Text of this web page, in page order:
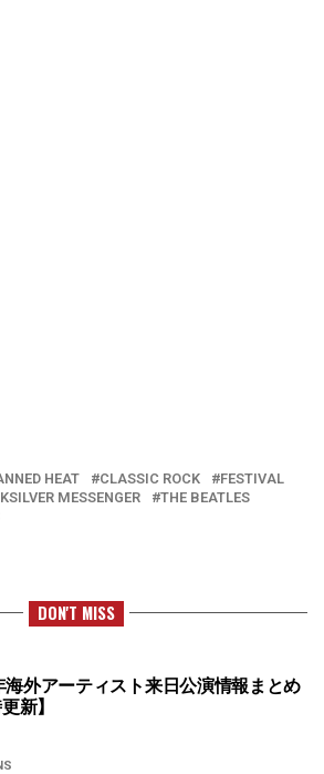
HEAT CLASSIC ROCK
FESTIVAL
MESSENGER
THE BEATLES
DON'T MISS
海外アーティスト来日公演情報まとめ
新】